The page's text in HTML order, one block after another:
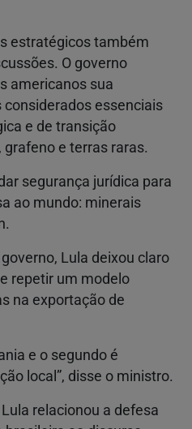
estratégicos também
O governo
americanos sua
essenciais
e de transição
e terras raras.
segurança jurídica para
ao mundo: minerais
Lula deixou claro
repetir um modelo
na exportação de
e o segundo é
local”, disse o ministro.
relacionou a defesa